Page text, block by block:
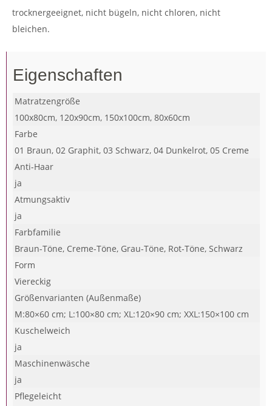
trocknergeeignet, nicht bügeln, nicht chloren, nicht
bleichen.
Eigenschaften
Matratzengröße
100x80cm, 120x90cm, 150x100cm, 80x60cm
Farbe
01 Braun, 02 Graphit, 03 Schwarz, 04 Dunkelrot, 05 Creme
Anti-Haar
ja
Atmungsaktiv
ja
Farbfamilie
Braun-Töne, Creme-Töne, Grau-Töne, Rot-Töne, Schwarz
Form
Viereckig
Größenvarianten (Außenmaße)
M:80×60 cm; L:100×80 cm; XL:120×90 cm; XXL:150×100 cm
Kuschelweich
ja
Maschinenwäsche
ja
Pflegeleicht